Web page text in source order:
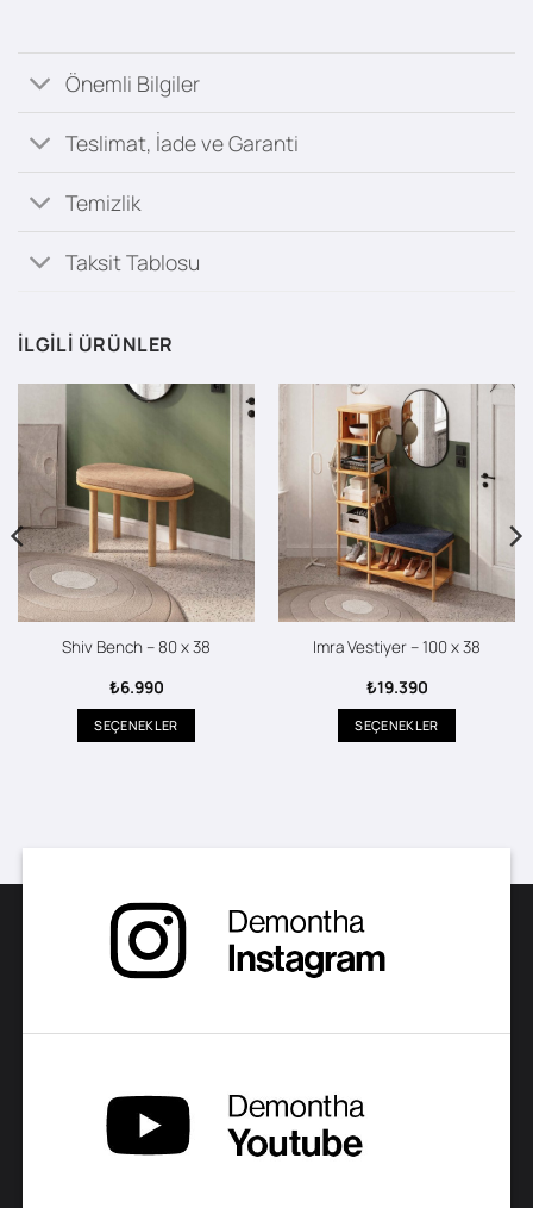
Önemli Bilgiler
Teslimat, İade ve Garanti
Temizlik
Taksit Tablosu
İLGILI ÜRÜNLER
Shiv Bench – 80 x 38
₺6.990
SEÇENEKLER
Seçenekler
ürün
sayfasından
seçilebilir
Imra Vestiyer – 100 x 38
₺19.390
SEÇENEKLER